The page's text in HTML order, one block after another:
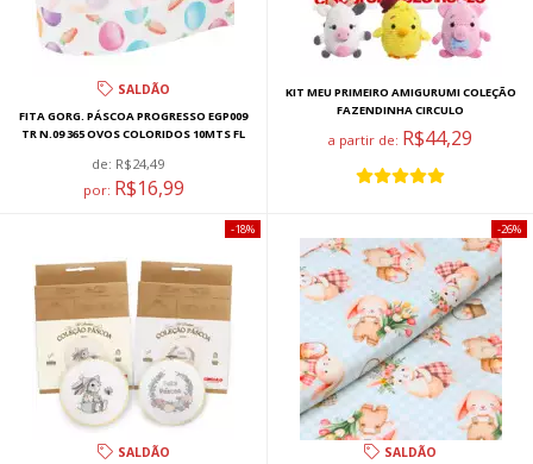
SALDÃO
FITA GORG. PÁSCOA PROGRESSO EGP009
TR N.09 365 OVOS COLORIDOS 10MTS FL
de: R$24,49
por: R$16,99
KIT MEU PRIMEIRO AMIGURUMI COLEÇÃO
FAZENDINHA CIRCULO
a partir de: R$44,29
SALDÃO
18%
SALDÃO
26%